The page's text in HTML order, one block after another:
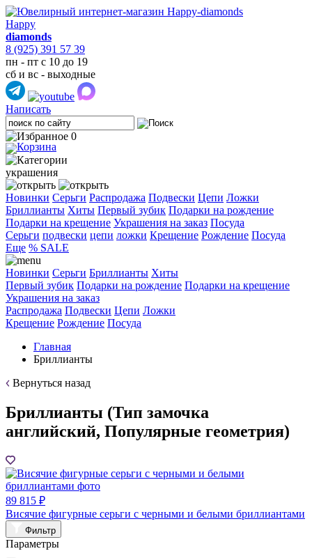
Happy
diamonds
8 (925) 391 57 39
пн - пт с 10 до 19
сб и вс - выходные
Написать
0
украшения
Новинки Серьги Распродажа Подвески Цепи Ложки
Бриллианты Хиты Первый зубик Подарки на рождение
Подарки на крещение Украшения на заказ Посуда
Cерьги подвески цепи ложки Крещение Рождение Посуда
Еще % SALE
Новинки Серьги Бриллианты Хиты
Первый зубик Подарки на рождение Подарки на крещение
Украшения на заказ
Распродажа Подвески Цепи Ложки
Крещение Рождение Посуда
Главная
Бриллианты
Вернуться назад
Бриллианты (Тип замочка
английский, Популярные геометрия)
89 815 ₽
Висячие фигурные серьги с черными и белыми бриллиантами
Фильтр
Параметры